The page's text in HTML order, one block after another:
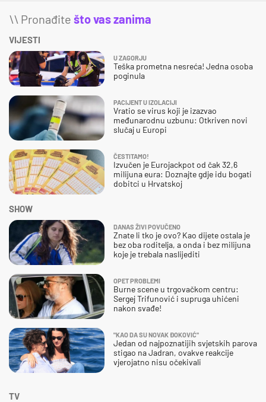
\\ Pronađite što vas zanima
VIJESTI
U ZAGORJU
Teška prometna nesreća! Jedna osoba
poginula
PACIJENT U IZOLACIJI
Vratio se virus koji je izazvao
međunarodnu uzbunu: Otkriven novi
slučaj u Europi
ČESTITAMO!
Izvučen je Eurojackpot od čak 32,6
milijuna eura: Doznajte gdje idu bogati
dobitci u Hrvatskoj
SHOW
DANAS ŽIVI POVUČENO
Znate li tko je ovo? Kao dijete ostala je
bez oba roditelja, a onda i bez milijuna
koje je trebala naslijediti
OPET PROBLEMI
Burne scene u trgovačkom centru:
Sergej Trifunović i supruga uhićeni
nakon svađe!
"KAO DA SU NOVAK ĐOKOVIĆ"
Jedan od najpoznatijih svjetskih parova
stigao na Jadran, ovakve reakcije
vjerojatno nisu očekivali
TV